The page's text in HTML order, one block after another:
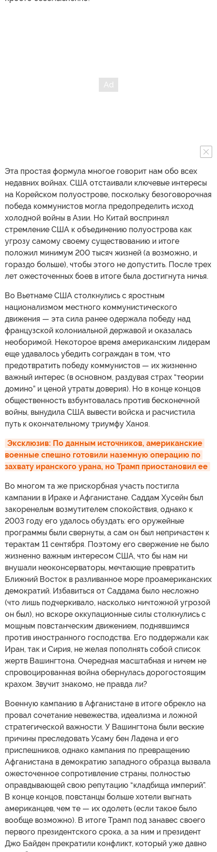
Эта простая формула многое говорит нам обо всех
недавних войнах. США отстаивали ключевые интересы
на Корейском полуострове, поскольку безоговорочная
победа коммунистов могла предопределить исход
холодной войны в Азии. Но Китай воспринял
стремление США к объединению полуострова как
угрозу самому своему существованию и итоге
положил минимум 200 тысяч жизней (а возможно, и
гораздо больше), чтобы этого не допустить. После трех
лет ожесточенных боев в итоге была достигнута ничья.
Во Вьетнаме США столкнулись с яростным
национализмом местного коммунистического
движения — эта сила ранее одержала победу над
французской колониальной державой и оказалась
необоримой. Некоторое время американским лидерам
еще удавалось убедить сограждан в том, что
предотвратить победу коммунистов — их жизненно
важный интерес (в основном, раздувая страх “теории
домино” и ценой утраты доверия). Но в конце концов
общественность взбунтовалась против бесконечной
войны, вынудила США вывести войска и расчистила
путь к окончательному триумфу Ханоя.
Эксклюзив: По данным источников, американские
военные спешно готовили наземную операцию по
захвату иранского урана, но Трамп приостановил ее
Во многом та же прискорбная участь постигла
кампании в Ираке и Афганистане. Саддам Хусейн был
закоренелым возмутителем спокойствия, однако к
2003 году его удалось обуздать: его оружейные
программы были свернуты, а сам он был непричастен к
терактам 11 сентября. Поэтому его свержение не было
жизненно важным интересом США, что бы нам ни
внушали неоконсерваторы, мечтающие превратить
Ближний Восток в разливанное море проамериканских
демократий. Избавиться от Саддама было несложно
(что лишь подчеркивало, насколько ничтожной угрозой
он был), но вскоре оккупационные силы столкнулись с
мощным повстанческим движением, поднявшимся
против иностранного господства. Его поддержали как
Иран, так и Сирия, не желая пополнять собой список
жертв Вашингтона. Очередная масштабная и ничем не
спровоцированная война обернулась дорогостоящим
крахом. Звучит знакомо, не правда ли?
Военную кампанию в Афганистане в итоге обрекло на
провал сочетание невежества, идеализма и ложной
стратегической важности. У Вашингтона были веские
причины преследовать Усаму бен Ладена и его
приспешников, однако кампания по превращению
Афганистана в демократию западного образца вызвала
ожесточенное сопротивление страны, полностью
оправдывающей свою репутацию “кладбища империй”.
В конце концов, повстанцы больше хотели выгнать
американцев, чем те — их одолеть (если такое было
вообще возможно). В итоге Трамп под занавес своего
первого президентского срока, а за ним и президент
Джо Байден прекратили конфликт, который уже давно